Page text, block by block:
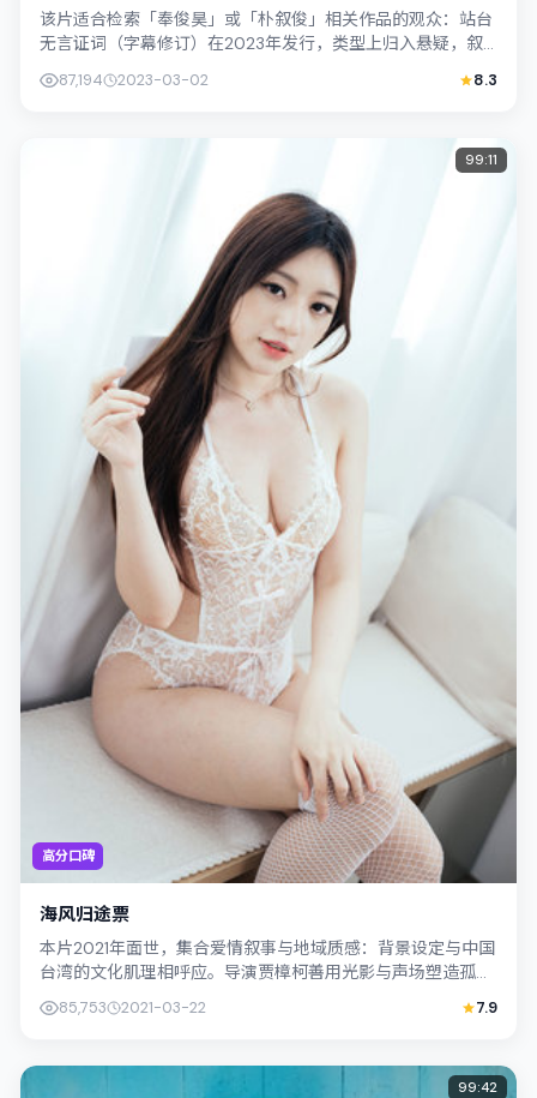
该片适合检索「奉俊昊」或「朴叙俊」相关作品的观众：站台
无言证词（字幕修订）在2023年发行，类型上归入悬疑，叙
87,194 2023-03-02 8.3
高分口碑
99:11
海风归途票
本片2021年面世，集合爱情叙事与地域质感：背景设定与中国
台湾的文化肌理相呼应。导演贾樟柯善用光影与声场塑造孤独
感，古天乐饰演角色的抉择牵动观众...
85,753 2021-03-22 7.9
99:42